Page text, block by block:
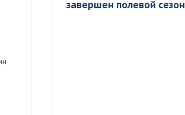
завершен полевой сезон